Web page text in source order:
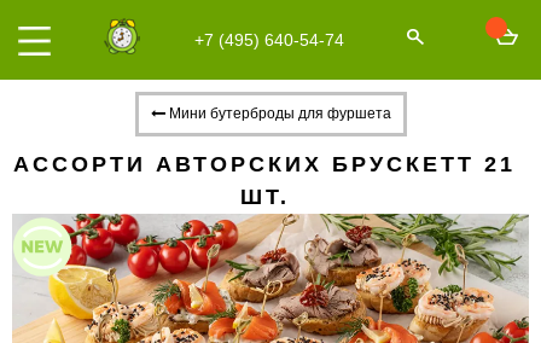
+7 (495) 640-54-74
Мини бутерброды для фуршета
АССОРТИ АВТОРСКИХ БРУСКЕТТ 21
ШТ.